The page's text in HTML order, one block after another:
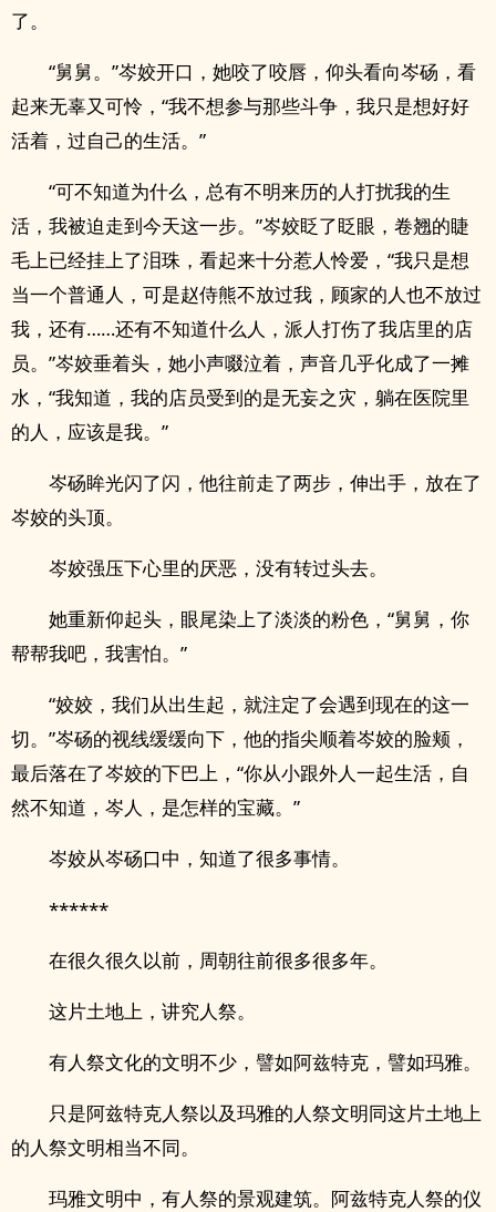
了。
“舅舅。”岑姣开口，她咬了咬唇，仰头看向岑砀，看
起来无辜又可怜，“我不想参与那些斗争，我只是想好好
活着，过自己的生活。”
“可不知道为什么，总有不明来历的人打扰我的生
活，我被迫走到今天这一步。”岑姣眨了眨眼，卷翘的睫
毛上已经挂上了泪珠，看起来十分惹人怜爱，“我只是想
当一个普通人，可是赵侍熊不放过我，顾家的人也不放过
我，还有……还有不知道什么人，派人打伤了我店里的店
员。”岑姣垂着头，她小声啜泣着，声音几乎化成了一摊
水，“我知道，我的店员受到的是无妄之灾，躺在医院里
的人，应该是我。”
岑砀眸光闪了闪，他往前走了两步，伸出手，放在了
岑姣的头顶。
岑姣强压下心里的厌恶，没有转过头去。
她重新仰起头，眼尾染上了淡淡的粉色，“舅舅，你
帮帮我吧，我害怕。”
“姣姣，我们从出生起，就注定了会遇到现在的这一
切。”岑砀的视线缓缓向下，他的指尖顺着岑姣的脸颊，
最后落在了岑姣的下巴上，“你从小跟外人一起生活，自
然不知道，岑人，是怎样的宝藏。”
岑姣从岑砀口中，知道了很多事情。
******
在很久很久以前，周朝往前很多很多年。
这片土地上，讲究人祭。
有人祭文化的文明不少，譬如阿兹特克，譬如玛雅。
只是阿兹特克人祭以及玛雅的人祭文明同这片土地上
的人祭文明相当不同。
玛雅文明中，有人祭的景观建筑。阿兹特克人祭的仪